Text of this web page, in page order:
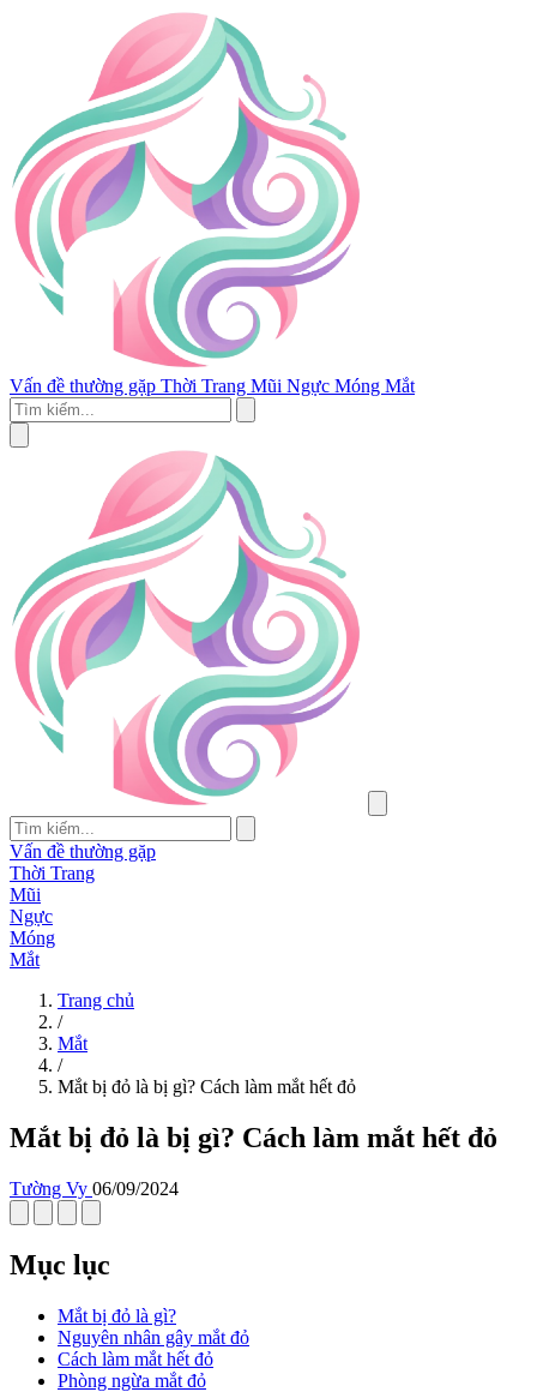
Vấn đề thường gặp Thời Trang Mũi Ngực Móng Mắt
Vấn đề thường gặp
Thời Trang
Mũi
Ngực
Móng
Mắt
Trang chủ
/
Mắt
/
Mắt bị đỏ là bị gì? Cách làm mắt hết đỏ
Mắt bị đỏ là bị gì? Cách làm mắt hết đỏ
Tường Vy 06/09/2024
Mục lục
Mắt bị đỏ là gì?
Nguyên nhân gây mắt đỏ
Cách làm mắt hết đỏ
Phòng ngừa mắt đỏ